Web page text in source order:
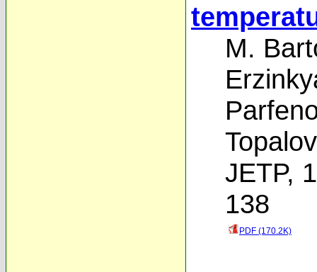
M.
Topalov
JETP,
138
PDF (170.2K)